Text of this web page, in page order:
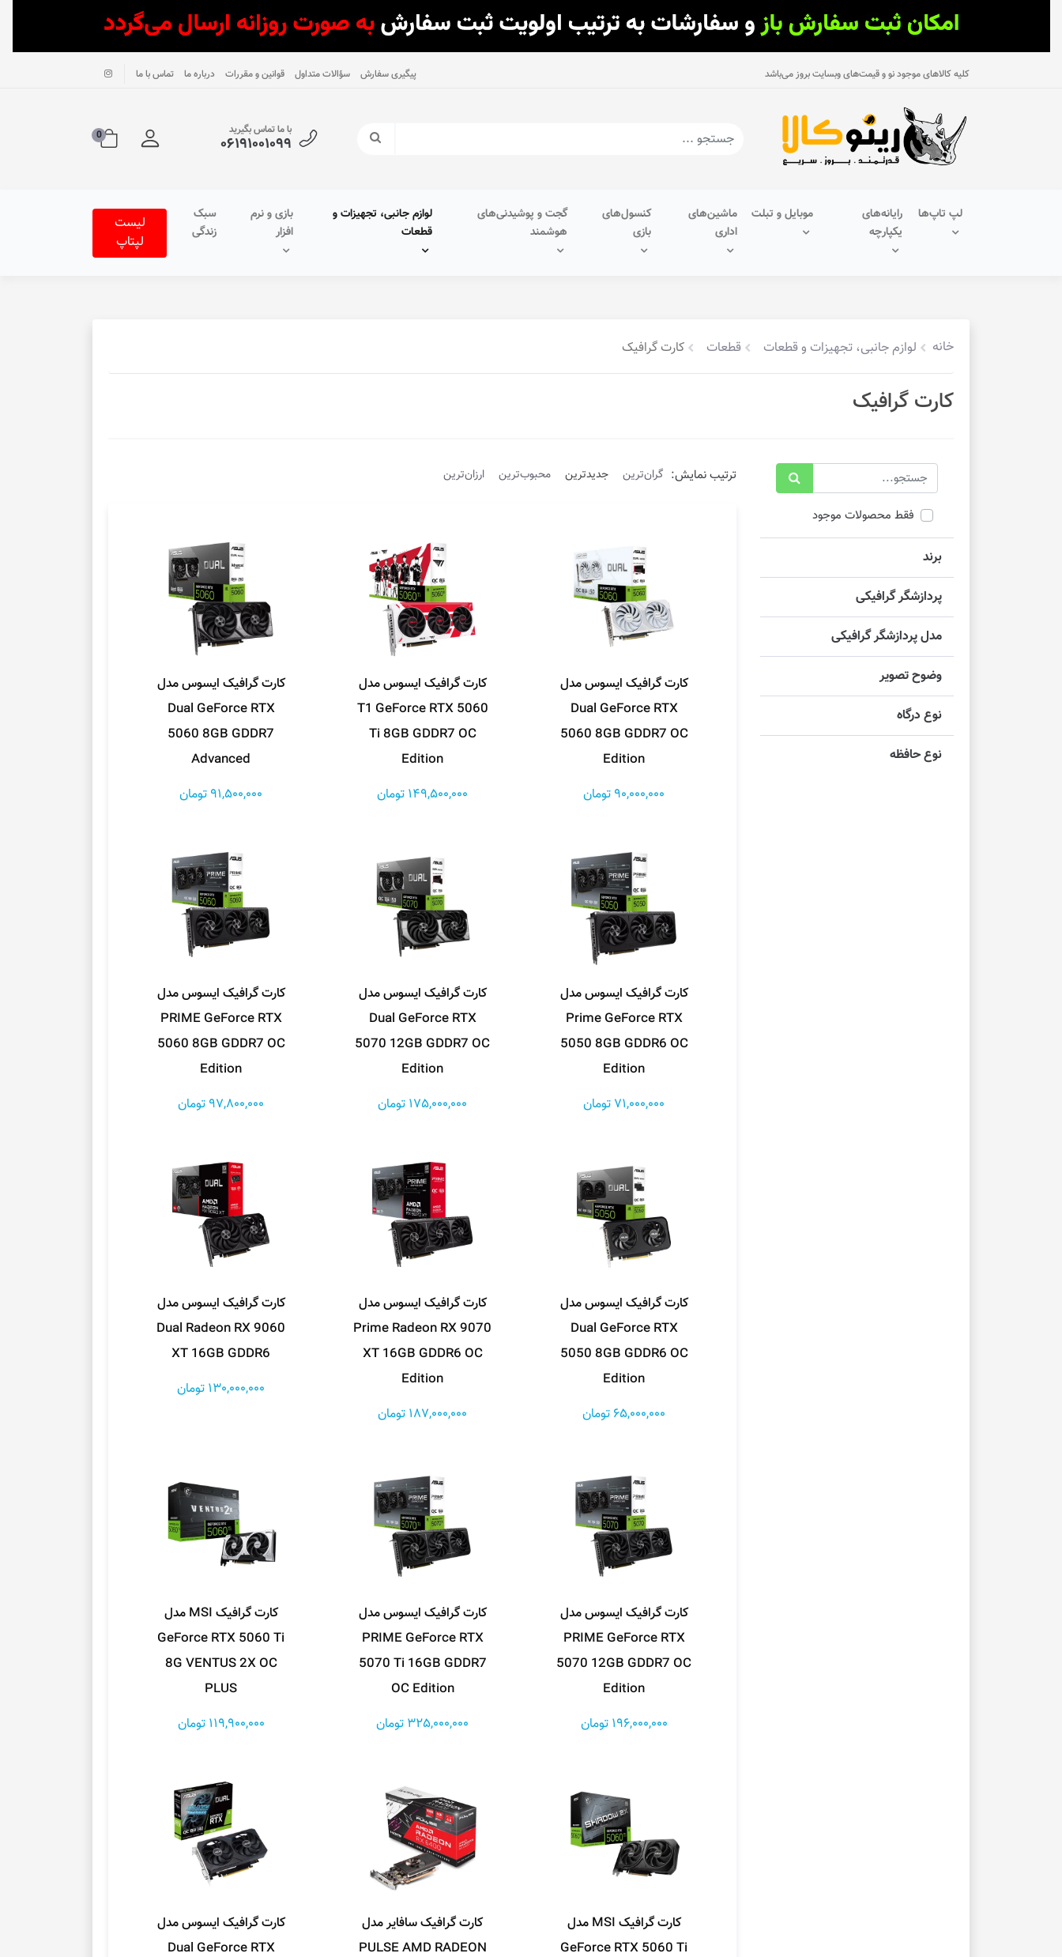
کلیه کالاهای موجود نو و قیمت‌های وبسایت بروز می‌باشد پیگیری سفارش سؤالات متداول قوانین و مقررات درباره ما تماس با ما
با ما تماس بگیرید
۰۶۱۹۱۰۰۱۰۹۹ 0
لپ تاپ‌ها
رایانه‌های
یکپارچه
موبایل و تبلت
ماشین‌های
اداری
کنسول‌های
بازی
گجت و پوشیدنی‌های
هوشمند
لوازم جانبی، تجهیزات و
قطعات
بازی و نرم
افزار
سبک
زندگی
لیست
لپتاپ
خانه لوازم جانبی، تجهیزات و قطعات قطعات کارت گرافیک
کارت گرافیک
فقط محصولات موجود
برند
پردازشگر گرافیکی
مدل پردازشگر گرافیکی
وضوح تصویر
نوع درگاه
نوع حافظه
ترتیب نمایش: گران‌ترین جدیدترین محبوب‌ترین ارزان‌ترین
کارت گرافیک ایسوس مدل
Dual GeForce RTX
5060 8GB GDDR7 OC
Edition
90,000,000 تومان
کارت گرافیک ایسوس مدل
T1 GeForce RTX 5060
Ti 8GB GDDR7 OC
Edition
149,500,000 تومان
کارت گرافیک ایسوس مدل
Dual GeForce RTX
5060 8GB GDDR7
Advanced
91,500,000 تومان
کارت گرافیک ایسوس مدل
Prime GeForce RTX
5050 8GB GDDR6 OC
Edition
71,000,000 تومان
کارت گرافیک ایسوس مدل
Dual GeForce RTX
5070 12GB GDDR7 OC
Edition
175,000,000 تومان
کارت گرافیک ایسوس مدل
PRIME GeForce RTX
5060 8GB GDDR7 OC
Edition
97,800,000 تومان
کارت گرافیک ایسوس مدل
Dual GeForce RTX
5050 8GB GDDR6 OC
Edition
65,000,000 تومان
کارت گرافیک ایسوس مدل
Prime Radeon RX 9070
XT 16GB GDDR6 OC
Edition
187,000,000 تومان
کارت گرافیک ایسوس مدل
Dual Radeon RX 9060
XT 16GB GDDR6
130,000,000 تومان
کارت گرافیک ایسوس مدل
PRIME GeForce RTX
5070 12GB GDDR7 OC
Edition
196,000,000 تومان
کارت گرافیک ایسوس مدل
PRIME GeForce RTX
5070 Ti 16GB GDDR7
OC Edition
325,000,000 تومان
کارت گرافیک MSI مدل
GeForce RTX 5060 Ti
8G VENTUS 2X OC
PLUS
119,900,000 تومان
کارت گرافیک MSI مدل
GeForce RTX 5060 Ti
کارت گرافیک سافایر مدل
PULSE AMD RADEON
کارت گرافیک ایسوس مدل
Dual GeForce RTX